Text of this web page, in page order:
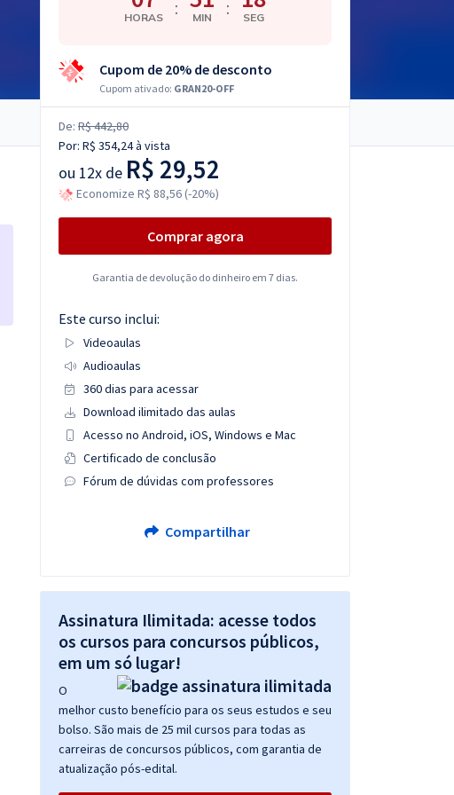
HORAS : MIN : SEG
Cupom de 20% de desconto
Cupom ativado: GRAN20-OFF
De: R$ 442,80
Por: R$ 354,24à vista
ou 12x de R$ 29,52
Economize R$ 88,56 (-20%)
Comprar agora
Garantia de devolução do dinheiro em 7 dias.
Este curso inclui:
Videoaulas
Audioaulas
360 dias para acessar
Download ilimitado das aulas
Acesso no Android, iOS, Windows e Mac
Certificado de conclusão
Fórum de dúvidas com professores
Compartilhar
Assinatura Ilimitada: acesse todos
os cursos para concursos públicos,
em um só lugar!
O
melhor custo benefício para os seus estudos e seu
bolso. São mais de 25 mil cursos para todas as
carreiras de concursos públicos, com garantia de
atualização pós-edital.